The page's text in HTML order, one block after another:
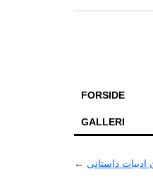
FORSIDE
GALLERI
←